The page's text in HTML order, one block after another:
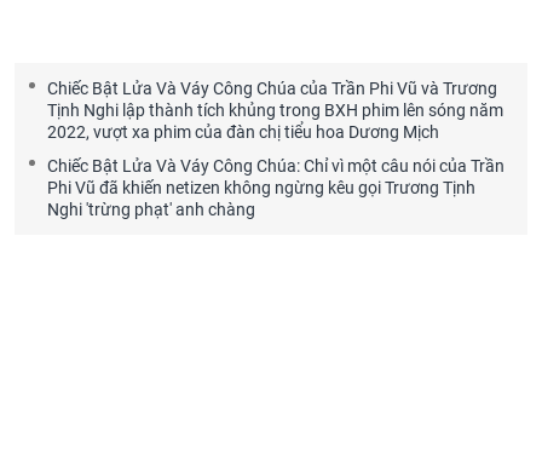
Chiếc Bật Lửa Và Váy Công Chúa của Trần Phi Vũ và Trương
Tịnh Nghi lập thành tích khủng trong BXH phim lên sóng năm
2022, vượt xa phim của đàn chị tiểu hoa Dương Mịch
Chiếc Bật Lửa Và Váy Công Chúa: Chỉ vì một câu nói của Trần
Phi Vũ đã khiến netizen không ngừng kêu gọi Trương Tịnh
Nghi 'trừng phạt' anh chàng